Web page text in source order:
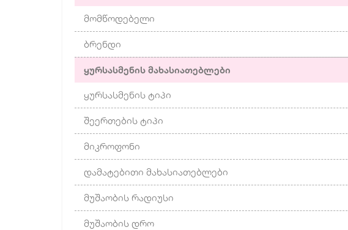
მომწოდებელი
ბრენდი
ყურსასმენის მახასიათებლები
ყურსასმენის ტიპი
შეერთების ტიპი
მიკროფონი
დამატებითი მახასიათებლები
მუშაობის რადიუსი
მუშაობის დრო